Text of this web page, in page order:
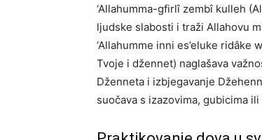
‘Allahumma-gfirlî zembî kulleh
ljudske slabosti i traži Allahovu
‘Allahumme inni es’eluke
Tvoje i džennet) naglašava
Dženneta i izbjegavanje
suočava s izazovima, gubicima